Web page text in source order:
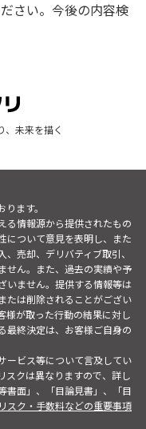
さい。今後の内容検
、未来を描く
ます。
る情報源から提供されたもの
について意見を表明し、また
売却、デリバティブ取引、
せん。また、過去の実績や予
いません。提供する情報等は
たは削除されることがござい
様が取った行動の結果に対し
最終決定は、お客様ご自身の
ービス等について言及してい
スクは異なりますので、詳し
書面」、「目論見書」、「目
リスク・手数料などの重要事項